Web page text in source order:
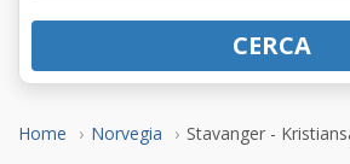
Home Norvegia Stavanger -
CERCA